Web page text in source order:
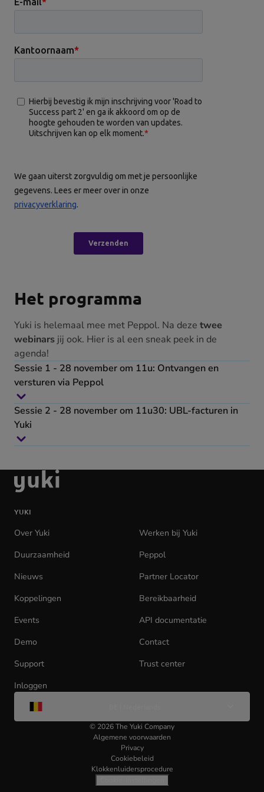
Het programma
Yuki is helemaal mee met Peppol. Na deze twee
webinars jij ook. Hier is al een sneak peek in de
agenda!
Sessie 1 - 28 november om 11u: Ontvangen en
versturen via Peppol
Sessie 2 - 28 november om 11u30: UBL-facturen in
Yuki
Ga
naar
homepage
YUKI
Over Yuki Werken bij Yuki
Duurzaamheid
Peppol
Nieuws
Partner Locator
Koppelingen
Bereikbaarheid
Events
API documentatie
Demo
Contact
Support
Trust center
Inloggen
tab)
© 2026The Yuki Company
Algemene voorwaarden
Privacy
Cookiebeleid
Klokkenluidersprocedure